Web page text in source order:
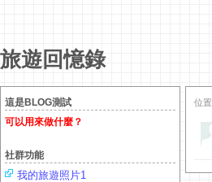
旅遊回憶錄
這是BLOG測試
可以用來做什麼？
社群功能
我的旅遊照片1
位